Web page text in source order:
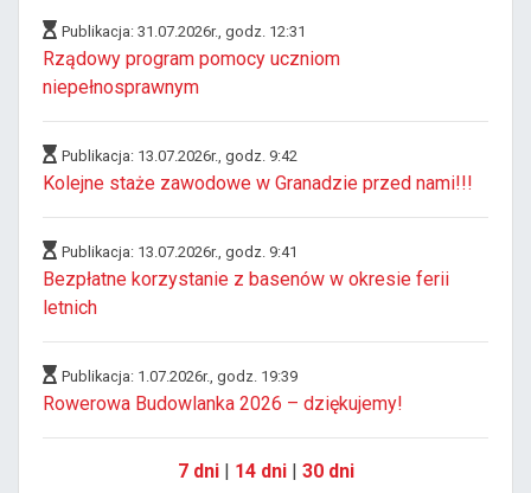
Publikacja: 31.07.2026r., godz. 12:31
Rządowy program pomocy uczniom
niepełnosprawnym
Publikacja: 13.07.2026r., godz. 9:42
Kolejne staże zawodowe w Granadzie przed nami!!!
Publikacja: 13.07.2026r., godz. 9:41
Bezpłatne korzystanie z basenów w okresie ferii
letnich
Publikacja: 1.07.2026r., godz. 19:39
Rowerowa Budowlanka 2026 – dziękujemy!
7 dni| 14 dni| 30 dni